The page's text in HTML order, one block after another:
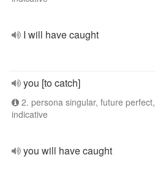
I will have caught
you [to catch]
2. persona singular, future perfect,
indicative
you will have caught